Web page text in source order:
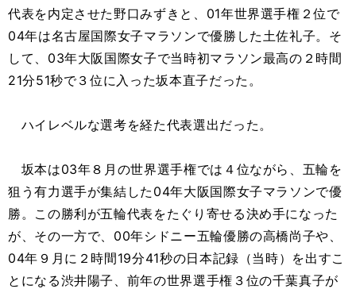
代表を内定させた野口みずきと、01年世界選手権２位で
04年は名古屋国際女子マラソンで優勝した土佐礼子。そ
して、03年大阪国際女子で当時初マラソン最高の２時間
21分51秒で３位に入った坂本直子だった。
ハイレベルな選考を経た代表選出だった。
坂本は03年８月の世界選手権では４位ながら、五輪を
狙う有力選手が集結した04年大阪国際女子マラソンで優
勝。この勝利が五輪代表をたぐり寄せる決め手になった
が、その一方で、00年シドニー五輪優勝の高橋尚子や、
04年９月に２時間19分41秒の日本記録（当時）を出すこ
とになる渋井陽子、前年の世界選手権３位の千葉真子が